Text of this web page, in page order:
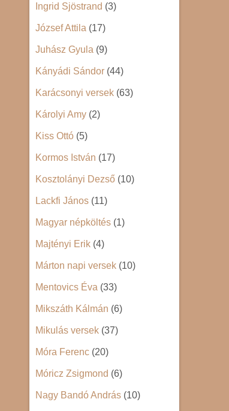
Ingrid Sjöstrand (3)
József Attila (17)
Juhász Gyula (9)
Kányádi Sándor (44)
Karácsonyi versek (63)
Károlyi Amy (2)
Kiss Ottó (5)
Kormos István (17)
Kosztolányi Dezső (10)
Lackfi János (11)
Magyar népköltés (1)
Majtényi Erik (4)
Márton napi versek (10)
Mentovics Éva (33)
Mikszáth Kálmán (6)
Mikulás versek (37)
Móra Ferenc (20)
Móricz Zsigmond (6)
Nagy Bandó András (10)